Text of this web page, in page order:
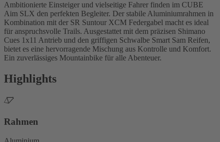
Ambitionierte Einsteiger und vielseitige Fahrer finden im CUBE
Aim SLX den perfekten Begleiter. Der stabile Aluminiumrahmen in
Kombination mit der SR Suntour XCM Federgabel macht es ideal
für anspruchsvolle Trails. Ausgestattet mit dem präzisen Shimano
Cues 1x11 Antrieb und den griffigen Schwalbe Smart Sam Reifen,
bietet es eine hervorragende Mischung aus Kontrolle und Komfort.
Ein zuverlässiges Mountainbike für alle Abenteuer.
Highlights
Rahmen